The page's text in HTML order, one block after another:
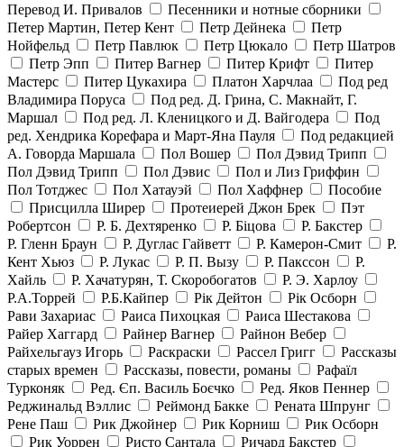
Перевод И. Привалов
Песенники и нотные сборники
Петер Мартин, Петер Кент
Петр Дейнека
Петр
Нойфельд
Петр Павлюк Петр Цюкало
Петр Шатров
Петр Эпп
Питер Вагнер Питер Крифт
Питер
Мастерс
Питер Цукахира Платон Харчлаа
Под ред
Владимира Поруса
Под ред. Д. Грина, С. Макнайт, Г.
Маршал
Под ред. Л. Кленицкого и Д. Вайгодера
Под
ред. Хендрика Корефара и Март-Яна Пауля
Под редакцией
А. Говорда Маршала
Пол Вошер
Пол Дэвид Трипп
Пол Дэвид Трипп
Пол Дэвис
Пол и Лиз Гриффин
Пол Тотджес
Пол Хатауэй Пол Хаффнер
Пособие
Присцилла Ширер
Протеиерей Джон Брек
Пэт
Робертсон
Р. Б. Дехтяренко Р. Біцова
Р. Бакстер
Р. Гленн Браун
Р. Дуглас Гайветт Р. Камерон-Смит
Р.
Кент Хьюз
Р. Лукас Р. П. Вызу Р. Пакссон
Р.
Хайль
Р. Хачатурян, Т. Скоробогатов
Р. Э. Харлоу
Р.А.Торрей
Р.Б.Кайпер Рік Дейтон
Рік Осборн
Рави Захариас
Раиса Пихоцкая
Раиса Шестакова
Райер Хаггард
Райнер Вагнер
Райнон Вебер
Райхельгауз Игорь
Раскраски Рассел Григг
Рассказы
старых времен
Рассказы, повести, романы
Рафаїл
Турконяк
Ред. Єп. Василь Боєчко
Ред. Яков Пеннер
Реджинальд Вэллис
Реймонд Бакке
Рената Шпрунг
Рене Паш
Рик Джойнер Рик Корниш
Рик Осборн
Рик Уоррен
Ристо Сантала Ричард Бакстер